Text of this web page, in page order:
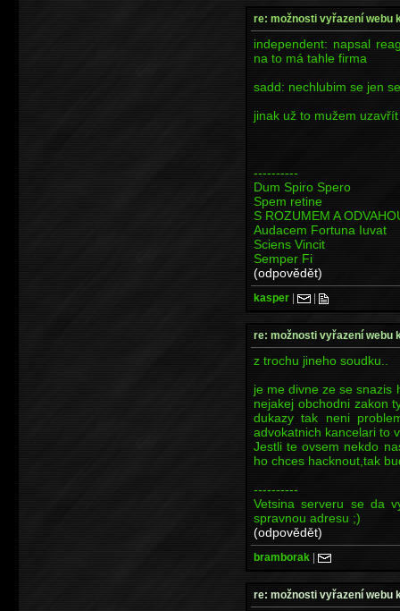
re: možnosti vyřazení webu
independent: napsal
na to má tahle firma
sadd: nechlubim se jen
jinak už to mužem
----------
Dum Spiro Spero
Spem retine
S ROZUMEM A
Audacem Fortuna Iuvat
Sciens Vincit
Semper Fi
(odpovědět)
kasper | |
re: možnosti vyřazení webu
z trochu jineho soudku..
je me divne ze se snazis
nejakej obchodni zakon
dukazy tak neni
advokatnich kancelari to
Jestli te ovsem nekdo
ho chces hacknout,tak
----------
Vetsina serveru se da
spravnou adresu ;)
(odpovědět)
bramborak |
re: možnosti vyřazení webu